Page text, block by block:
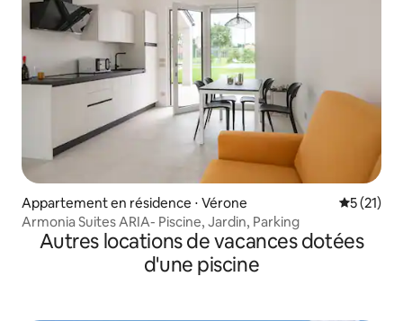
Appartement en résidence ⋅ Vérone
5 (21)
Armonia Suites ARIA- Piscine, Jardin, Parking
Autres locations de vacances dotées
d'une piscine